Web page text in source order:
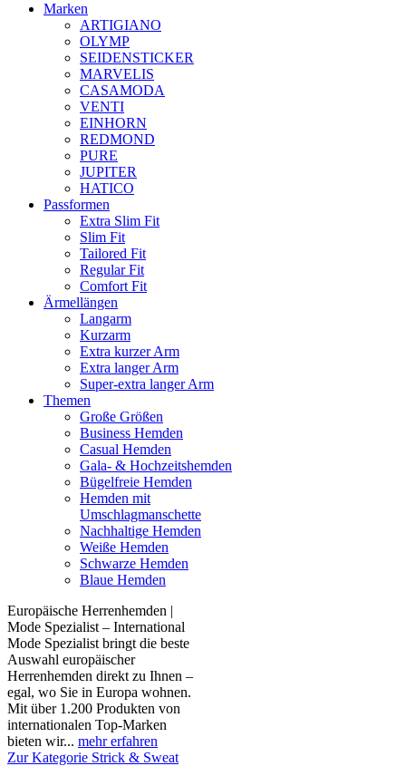
Marken
ARTIGIANO
OLYMP
SEIDENSTICKER
MARVELIS
CASAMODA
VENTI
EINHORN
REDMOND
PURE
JUPITER
HATICO
Passformen
Extra Slim Fit
Slim Fit
Tailored Fit
Regular Fit
Comfort Fit
Ärmellängen
Langarm
Kurzarm
Extra kurzer Arm
Extra langer Arm
Super-extra langer Arm
Themen
Große Größen
Business Hemden
Casual Hemden
Gala- & Hochzeitshemden
Bügelfreie Hemden
Hemden mit
Umschlagmanschette
Nachhaltige Hemden
Weiße Hemden
Schwarze Hemden
Blaue Hemden
Europäische Herrenhemden |
Mode Spezialist – International
Mode Spezialist bringt die beste
Auswahl europäischer
Herrenhemden direkt zu Ihnen –
egal, wo Sie in Europa wohnen.
Mit über 1.200 Produkten von
internationalen Top-Marken
bieten wir... mehr erfahren
Zur Kategorie Strick & Sweat